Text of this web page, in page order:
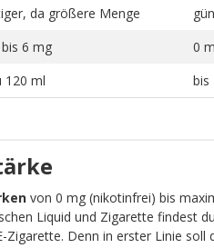
da größere Menge
6 mg 0
120 ml bis
von 0 mg (nikotinfrei) bis
Liquid und Zigarette findest du
Denn in erster Linie soll